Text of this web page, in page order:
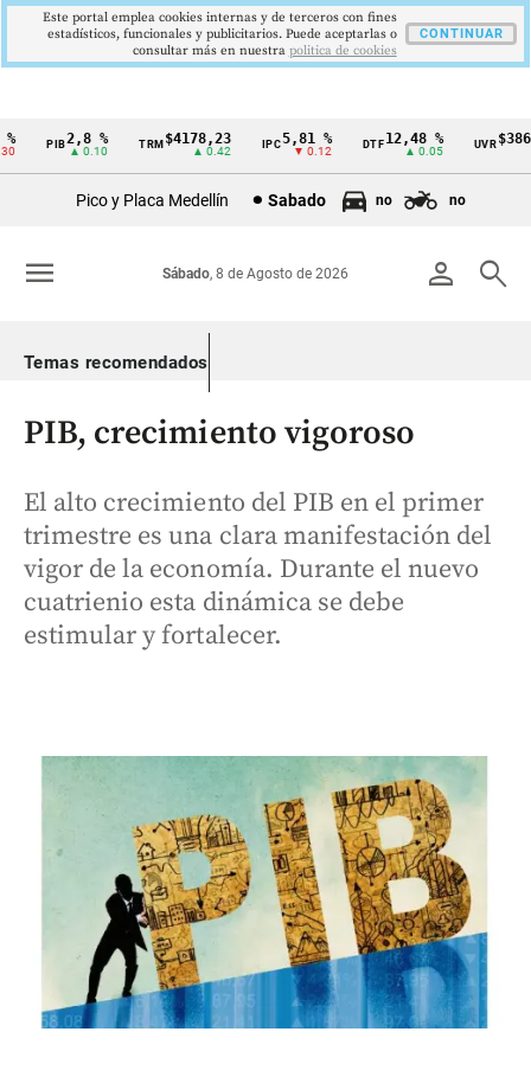
Cintillo
Colombia
2,8 %
▲ 0.10
TRM$4178,23
▲ 0.42
5,81 %
▼ 0.12
12,48 %
▲ 0.05
UVR
Pico y Placa Medellín Sabado no no
person search
Sábado, 8 de Agosto de 2026
menu
Temas recomendados
PIB, crecimiento vigoroso
El alto crecimiento del PIB en el primer
trimestre es una clara manifestación del
vigor de la economía. Durante el nuevo
cuatrienio esta dinámica se debe
estimular y fortalecer.
Este portal emplea cookies internas y de terceros con fines
estadísticos, funcionales y publicitarios. Puede aceptarlas o
consultar más en nuestra politica de cookies
CONTINUAR